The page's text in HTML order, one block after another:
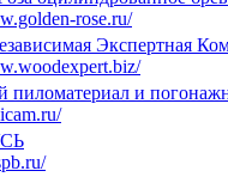
rose.ru/
Экспертная
пиломатериал и